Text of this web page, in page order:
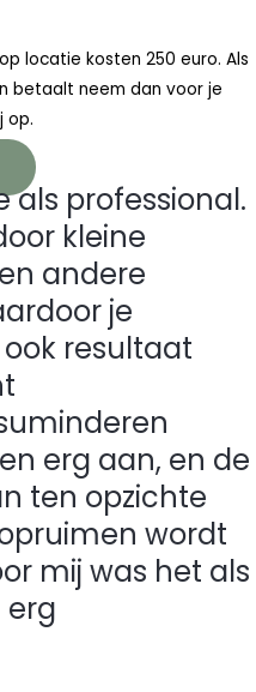
locatie kosten 250 euro. Als
betaalt neem dan voor je
op.
als professional.
kleine
andere
je
resultaat
erg aan, en de
ten opzichte
wordt
mij was het als
erg